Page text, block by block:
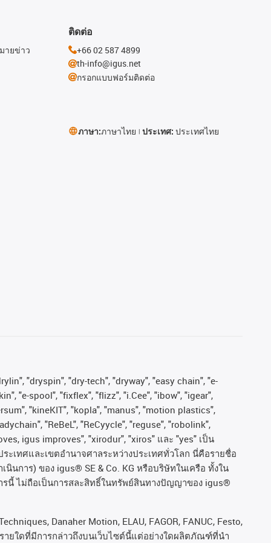
ายข่าว
ติดต่อ
+66 02 587 4899
th-info@igus.net
กรอกแบบฟอร์มติดต่อ
ภาษา:ภาษาไทย ประเทศ: ประเทศไทย
"dryspin", "dry-tech", "dryway", "easy chain", "e-
"e-spool", "fixflex", "flizz", "i.Cee", "ibow", "igear",
"kineKIT", "kopla", "manus", "motion plastics",
"ReBeL", "ReCyycle", "reguse", "robolink",
igus improves", "xirodur", "xiros" และ "yes" เป็น
ะเทศและเขตอํานาจศาลระหว่างประเทศทั่วโลก นี่คือรายชื่อ
นินการ) ของ igus® SE & Co. KG หรือบริษัทในเครือ ทั้งใน
รนี้ไม่ถือเป็นการสละสิทธิ์ในทรัพย์สินทางปัญญาของ igus®
Danaher Motion, ELAU, FAGOR, FANUC, Festo,
รายใดที่มีการกล่าวถึงบนเว็บไซต์นี้แต่อย่างใดผลิตภัณฑ์ที่นํา